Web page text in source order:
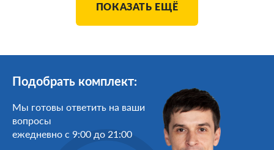
ПОКАЗАТЬ ЕЩЁ
Подобрать комплект:
Мы готовы ответить на ваши
вопросы
ежедневно с 9:00 до 21:00